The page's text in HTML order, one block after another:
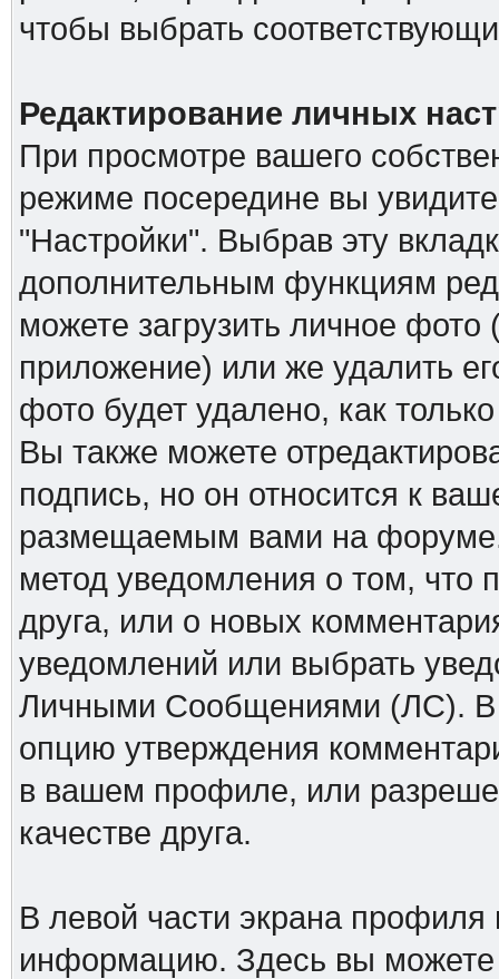
чтобы выбрать
Редактирование личных
При просмотре вашего
режиме посередине вы
"Настройки". Выбрав эту
дополнительным функциям
можете загрузить личное
приложение) или же удалить
фото будет удалено, как
Вы также можете
подпись, но он относится к
размещаемым вами на
метод уведомления о том, что
друга, или о новых
уведомлений или выбрать
Личными Сообщениями (ЛС). В
опцию утверждения
в вашем профиле, или
качестве друга.
В левой части экрана
информацию. Здесь вы можете